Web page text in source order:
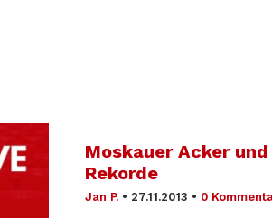
Moskauer Acker
Rekorde
Jan P. • 27.11.2013 • 0